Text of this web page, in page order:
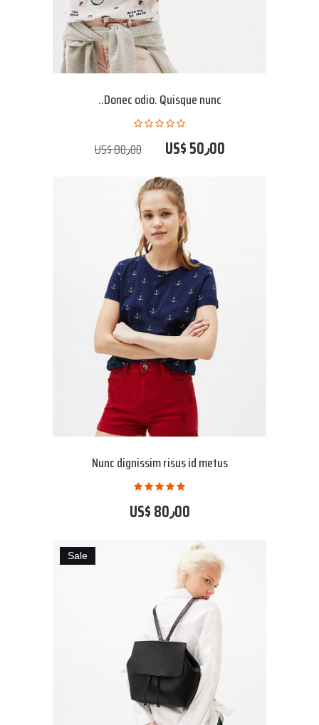
Donec odio. Quisque nunc..
US$ 50٫00 US$ 80٫00
Nunc dignissim risus id metus
US$ 80٫00
Sale